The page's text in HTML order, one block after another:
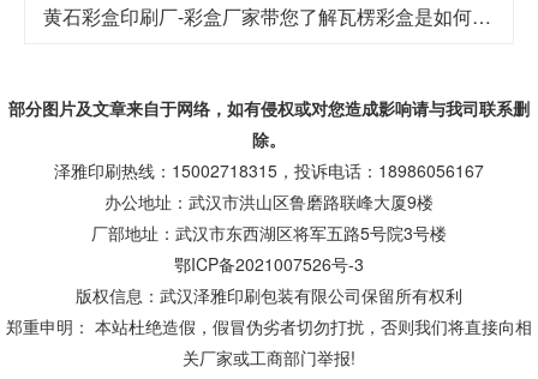
黄石彩盒印刷厂-彩盒厂家带您了解瓦楞彩盒是如何制成的
部分图片及文章来自于网络，如有侵权或对您造成影响请与我司联系删
除。
泽雅印刷热线：15002718315，投诉电话：18986056167
办公地址：武汉市洪山区鲁磨路联峰大厦9楼
厂部地址：武汉市东西湖区将军五路5号院3号楼
鄂ICP备2021007526号-3
版权信息：武汉泽雅印刷包装有限公司保留所有权利
郑重申明： 本站杜绝造假，假冒伪劣者切勿打扰，否则我们将直接向相
关厂家或工商部门举报!